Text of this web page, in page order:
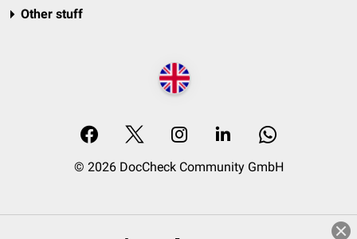
Other stuff
© 2026 DocCheck Community GmbH